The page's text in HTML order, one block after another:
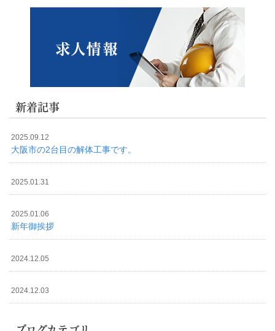
新着記事
2025.09.12
大阪市の2台目の解体工事です。
2025.01.31
2025.01.06
新年御挨拶
2024.12.05
2024.12.03